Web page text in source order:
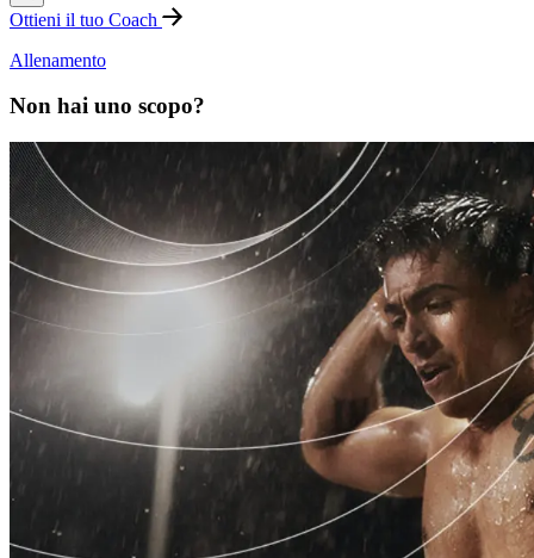
Ottieni il tuo Coach
Allenamento
Non hai uno scopo?